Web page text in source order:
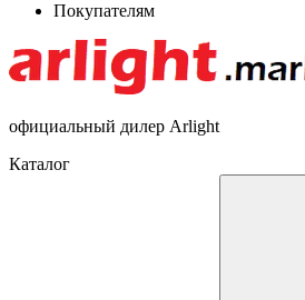
Покупателям
официальный дилер Arlight
Каталог